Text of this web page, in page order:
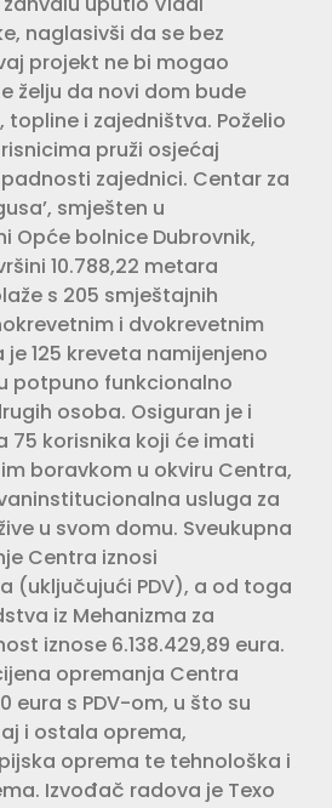
naglasivši da se bez
projekt ne bi mogao
želju da novi dom bude
i zajedništva. Poželio
pruži osjećaj
zajednici. Centar za
smješten u
Opće bolnice Dubrovnik,
10.788,22 metara
s 205 smještajnih
i dvokrevetnim
125 kreveta namijenjeno
potpuno funkcionalno
osoba. Osiguran je i
75 korisnika koji će imati
boravkom u okviru Centra,
usluga za
u svom domu. Sveukupna
Centra iznosi
(uključujući PDV), a od toga
iz Mehanizma za
iznose 6.138.429,89 eura.
opremanja Centra
eura s PDV-om, u što su
i ostala oprema,
oprema te tehnološka i
Izvođač radova je Texo